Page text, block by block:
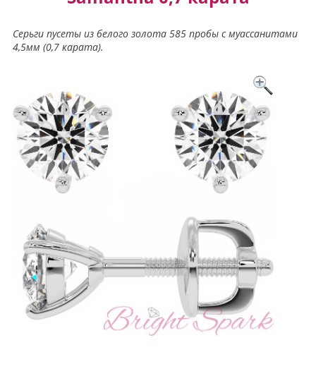
Серьги пусеты из белого золота 585 пробы с муассанитами
4,5мм (0,7 карата).